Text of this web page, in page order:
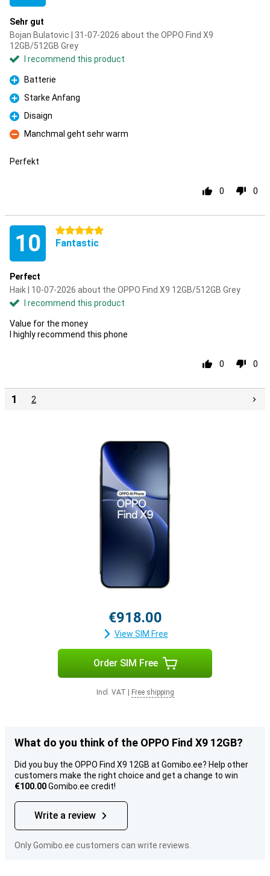
Sehr gut
Bojan Bulatovic | 31-07-2026 about the OPPO Find X9
12GB/512GB Grey
I recommend this product
Pro
Batterie
Pro
Starke Anfang
Pro
Disaign
Con
Manchmal geht sehr warm
Perfekt
0 0
10 5 stars
Fantastic
Perfect
Haik | 10-07-2026 about the OPPO Find X9 12GB/512GB Grey
I recommend this product
Value for the money
I highly recommend this phone
0 0
1 2
€918.00
View SIM Free
Order SIM Free
Incl. VAT Free shipping
What do you think of the OPPO Find X9 12GB?
Did you buy the OPPO Find X9 12GB at Gomibo.ee? Help other
customers make the right choice and get a change to win
€100.00Gomibo.ee credit!
Write a review
Only Gomibo.ee customers can write reviews.